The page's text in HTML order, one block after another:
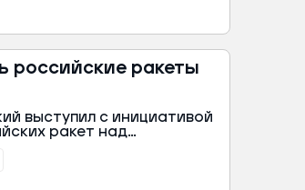
российские ракеты
выступил с инициативой
ракет над
предметом